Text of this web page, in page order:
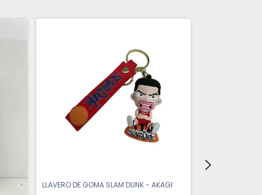
LLAVERO DE GOMA SLAM DUNK - AKAGI